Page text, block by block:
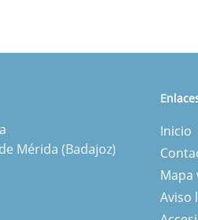
Mérida (Badajoz)
Inicio
Mapa
Aviso